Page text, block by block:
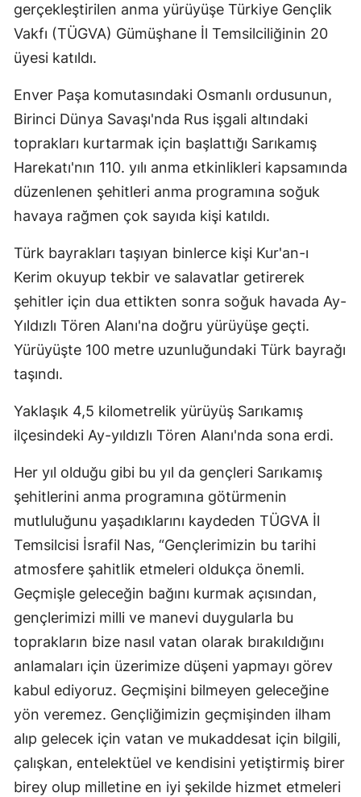
Hatay
Mersin
İstanbul
İzmir
Kars
Kastamonu
Kayseri
Kırklareli
Kırşehir
Kocaeli
Kütahya
Manisa
Kahramanmaraş
Mardin
Muş
Nevşehir
Niğde
Ordu
Rize
Sakarya
gerçekleştirilen anma yürüyüşe Türkiye Gençlik
Vakfı (TÜGVA) Gümüşhane İl Temsilciliğinin 20
üyesi katıldı.
Enver Paşa komutasındaki Osmanlı ordusunun,
Birinci Dünya Savaşı'nda Rus işgali altındaki
toprakları kurtarmak için başlattığı Sarıkamış
Harekatı'nın 110. yılı anma etkinlikleri kapsamında
düzenlenen şehitleri anma programına soğuk
havaya rağmen çok sayıda kişi katıldı.
Türk bayrakları taşıyan binlerce kişi Kur'an-ı
Kerim okuyup tekbir ve salavatlar getirerek
şehitler için dua ettikten sonra soğuk havada Ay-
Yıldızlı Tören Alanı'na doğru yürüyüşe geçti.
Yürüyüşte 100 metre uzunluğundaki Türk bayrağı
taşındı.
Yaklaşık 4,5 kilometrelik yürüyüş Sarıkamış
ilçesindeki Ay-yıldızlı Tören Alanı'nda sona erdi.
Her yıl olduğu gibi bu yıl da gençleri Sarıkamış
şehitlerini anma programına götürmenin
mutluluğunu yaşadıklarını kaydeden TÜGVA İl
Temsilcisi İsrafil Nas, “Gençlerimizin bu tarihi
atmosfere şahitlik etmeleri oldukça önemli.
Geçmişle geleceğin bağını kurmak açısından,
gençlerimizi milli ve manevi duygularla bu
toprakların bize nasıl vatan olarak bırakıldığını
anlamaları için üzerimize düşeni yapmayı görev
kabul ediyoruz. Geçmişini bilmeyen geleceğine
yön veremez. Gençliğimizin geçmişinden ilham
alıp gelecek için vatan ve mukaddesat için bilgili,
çalışkan, entelektüel ve kendisini yetiştirmiş birer
birey olup milletine en iyi şekilde hizmet etmeleri